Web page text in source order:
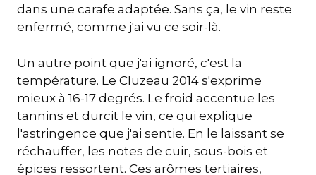
dans une carafe adaptée. Sans ça, le vin reste
enfermé, comme j'ai vu ce soir-là.
Un autre point que j'ai ignoré, c'est la
température. Le Cluzeau 2014 s'exprime
mieux à 16-17 degrés. Le froid accentue les
tannins et durcit le vin, ce qui explique
l'astringence que j'ai sentie. En le laissant se
réchauffer, les notes de cuir, sous-bois et
épices ressortent. Ces arômes tertiaires,